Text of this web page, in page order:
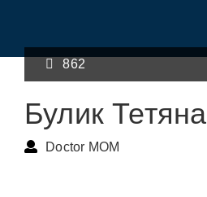
862
Булик Тетяна
Doctor MOM